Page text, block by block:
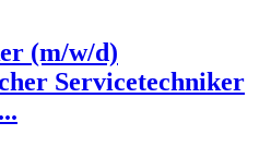
(m/w/d)
Servicetechniker